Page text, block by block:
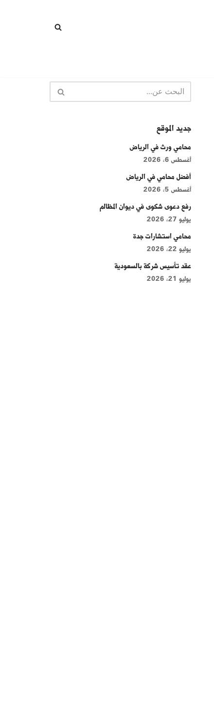
جديد الموقع
محامي ورث في الرياض
أغسطس 6, 2026
أفضل محامي في الرياض
أغسطس 5, 2026
رفع دعوى شكوى في ديوان المظالم
يوليو 27, 2026
محامي استشارات جدة
يوليو 22, 2026
عقد تأسيس شركة بالسعودية
يوليو 21, 2026